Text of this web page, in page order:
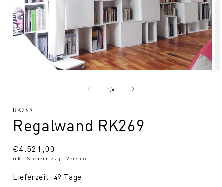
1/von
4
SKU:
RK269
Regalwand RK269
Normaler
Preis
€4.521,00
inkl. Steuern zzgl. Versand
Lieferzeit: 49 Tage